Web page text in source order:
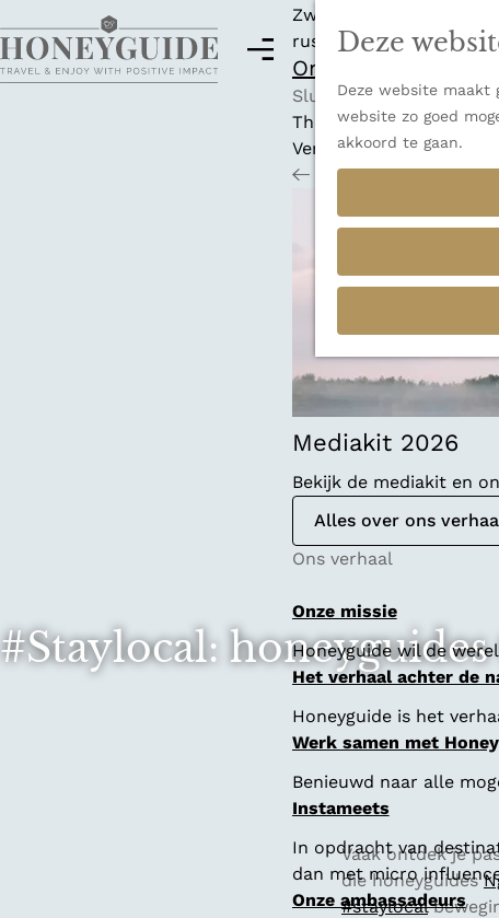
Deze
Deze website maakt
website zo goed
akkoord te gaan.
M
Zwitserland is
rust en
Ontdek alle
Sluiten
Thema's
Verborgen parels
Terug Ons verhaal
Mediakit 2026
Bekijk de mediakit en
Alles over ons
Ons verhaal
Onze missie
Honeyguide wil de
Het verhaal achter de
Honeyguide is het
Werk samen met
Benieuwd naar alle
Instameets
In opdracht van
dan met micro
Onze ambassadeurs
#Staylocal:
Vaak ontdek je
die honeyguides
#staylocal